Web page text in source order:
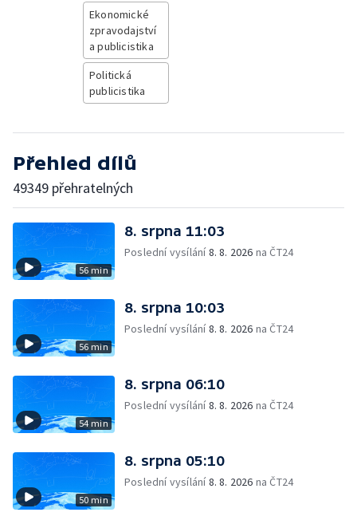
Ekonomické
zpravodajství
a publicistika
Politická
publicistika
Přehled dílů
49349 přehratelných
56 min
8. srpna 11:03
Poslední vysílání8. 8. 2026 na ČT24
56 min
8. srpna 10:03
Poslední vysílání8. 8. 2026 na ČT24
54 min
8. srpna 06:10
Poslední vysílání8. 8. 2026 na ČT24
50 min
8. srpna 05:10
Poslední vysílání8. 8. 2026 na ČT24